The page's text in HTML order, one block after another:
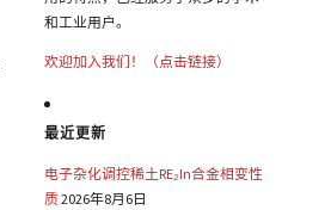
和工业用户。
欢迎加入我们！（点击链接）
最近更新
电子杂化调控稀土RE₂In合金相变性
质2026年8月6日